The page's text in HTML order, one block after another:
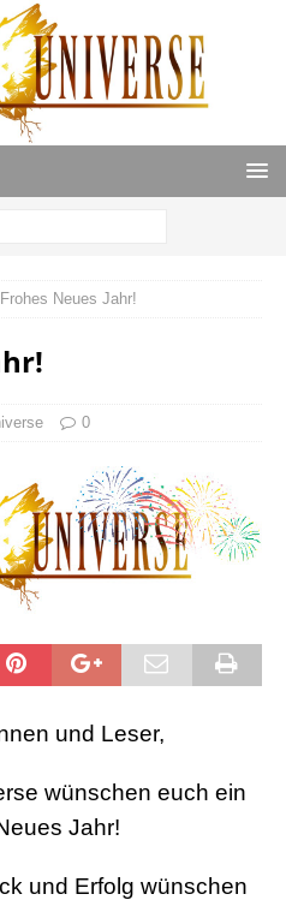
Frohes Neues Jahr!
0
und Leser,
wünschen euch ein
Jahr!
und Erfolg wünschen